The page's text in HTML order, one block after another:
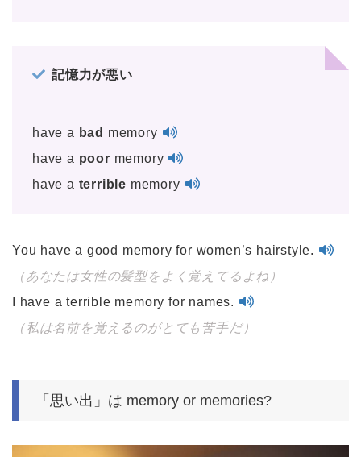
記憶力が悪い
have a bad memory
have a poor memory
have a terrible memory
You have a good memory for women’s hairstyle.
（あなたは女性の髪型をよく覚えてるよね）
I have a terrible memory for names.
（私は名前を覚えるのがとても苦手だ）
「思い出」は memory or memories?